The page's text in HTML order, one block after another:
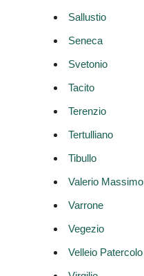
Sallustio
Seneca
Svetonio
Tacito
Terenzio
Tertulliano
Tibullo
Valerio Massimo
Varrone
Vegezio
Velleio Patercolo